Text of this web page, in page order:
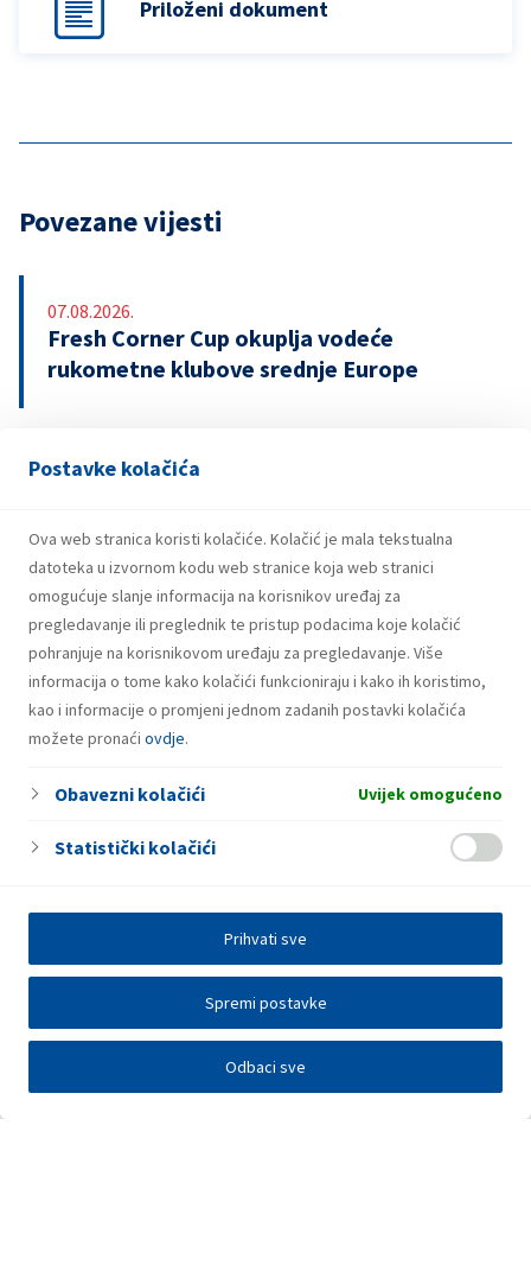
Postavke kolačića
Ova web stranica koristi kolačiće. Kolačić je mala tekstualna
datoteka u izvornom kodu web stranice koja web stranici
omogućuje slanje informacija na korisnikov uređaj za
pregledavanje ili preglednik te pristup podacima koje kolačić
pohranjuje na korisnikovom uređaju za pregledavanje. Više
informacija o tome kako kolačići funkcioniraju i kako ih koristimo,
kao i informacije o promjeni jednom zadanih postavki kolačića
možete pronaći ovdje.
Obavezni kolačići Uvijek omogućeno
Statistički kolačići
Odbaci sve
Spremi postavke
Prihvati sve
Priloženi dokument
Povezane vijesti
07.08.2026.
Fresh Corner Cup okuplja vodeće
rukometne klubove srednje Europe
29.07.2026.
prvom polugodištu 2026.